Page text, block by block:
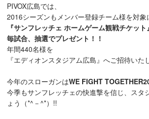
PIVOX広島では、
2016シーズンもメンバー登録チーム様を対象
『サンフレッチェ ホームゲーム観戦チケット
毎試合、抽選でプレゼント！！
年間440名様を
『エディオンスタジアム広島』へご招待いた
今年のスローガンはWE FIGHT
今季もサンフレッチェの快進撃を信じ、スタ
ょう（*^－^*）!!